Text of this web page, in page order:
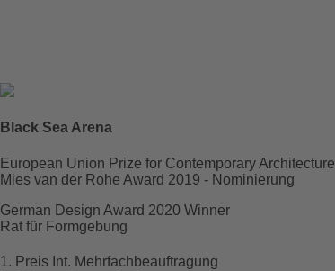
Black Sea Arena
European Union Prize for Contemporary Architecture
Mies van der Rohe Award 2019 - Nominierung
German Design Award 2020 Winner
Rat für Formgebung
1. Preis Int. Mehrfachbeauftragung